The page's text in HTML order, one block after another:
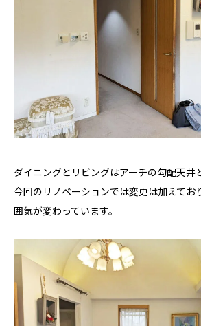
ダイニングとリビングはアーチの勾配天井
今回のリノベーションでは変更は加えてお
囲気が変わっています。